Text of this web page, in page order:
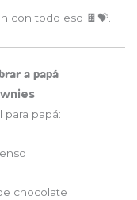
con todo eso 🍫💝.
a papá
papá:
chocolate